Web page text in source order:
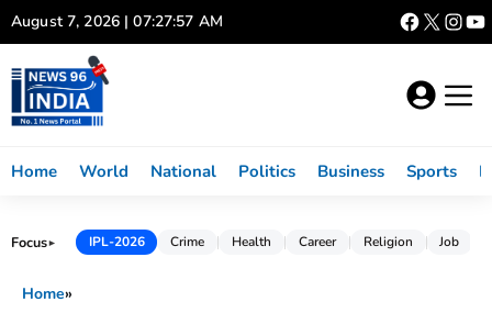
Skip
to
content
August 7, 2026 | 07:27:58 AM
Home World National Politics Business Sports
Focus► IPL-2026 Crime Health Career Religion Job
Home»